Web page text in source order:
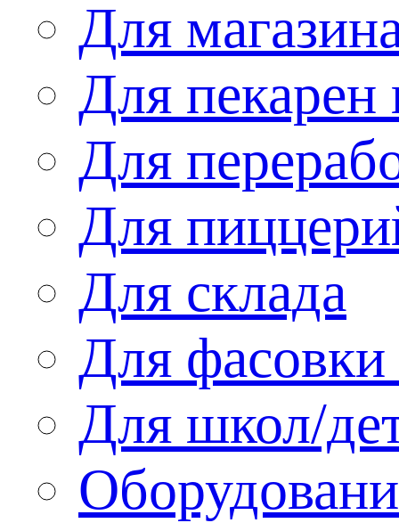
Для
Для пекарен
Для
Для
Для склада
Для фасовки
Для школ/